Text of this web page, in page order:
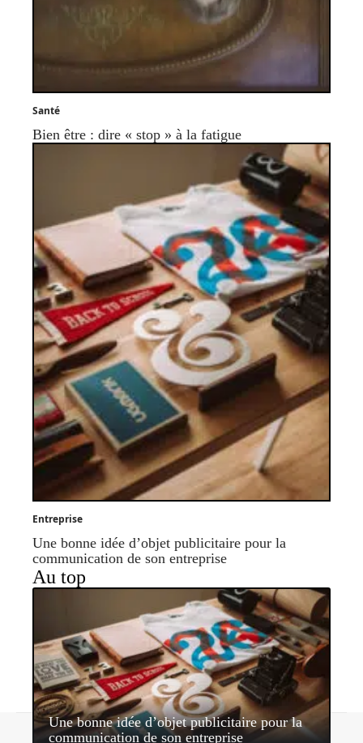
Santé
Bien être : dire « stop » à la fatigue
Entreprise
Une bonne idée d’objet publicitaire pour la
communication de son entreprise
Au top
Une bonne idée d’objet publicitaire pour la
communication de son entreprise
Contact Mentions légales Sitemap